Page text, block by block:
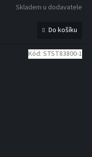
Skladem u dodavatele
Do košíku
Kód: STST83800-1